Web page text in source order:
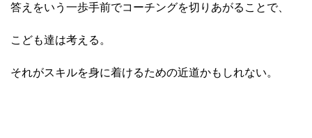
答えをいう一歩手前でコーチングを切りあがることで、
こども達は考える。
それがスキルを身に着けるための近道かもしれない。